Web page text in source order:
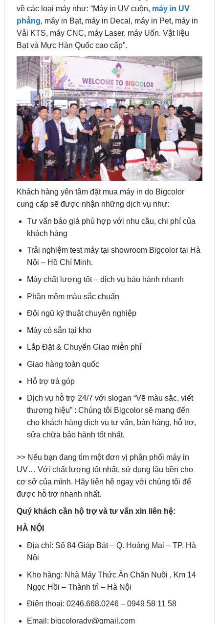
về các loại máy như: “Máy in UV cuộn, máy in UV
phẳng, máy in Bạt, máy in Decal, máy in Pet, máy in
Vải KTS, máy CNC, máy Laser, máy Uốn. Vật liệu
Bạt và Mực Hàn Quốc cao cấp”.
Khách hàng yên tâm đặt mua máy in do Bigcolor
cung cấp sẽ được nhận những dịch vụ như:
Tư vấn báo giá phù hợp với nhu cầu, chi phí của
khách hàng
Trải nghiệm test máy tại showroom Bigcolor tại Hà
Nội – Hồ Chí Minh.
Máy chất lượng tốt – dịch vụ bảo hành nhanh
Phần mêm màu sắc chuẩn
Đội ngũ kỹ thuật chuyên nghiệp
Máy có sẵn tại kho
Lắp Đặt & Chuyển Giao miễn phí
Giao hàng toàn quốc
Hỗ trợ trả góp
Dịch vụ hỗ trợ 24/7 với slogan “Vẽ màu sắc, viết
thương hiệu” : Chúng tôi Bigcolor sẽ mang đến
cho khách hàng dịch vụ tư vấn, bán hàng, hỗ trợ,
sửa chữa bảo hành tốt nhất.
>> Nếu bạn đang tìm một đơn vị phân phối máy in
UV… Với chất lượng tốt nhất, sử dụng lâu bền cho
cơ sở của mình. Hãy liên hệ ngay với chúng tôi để
được hỗ trợ nhanh nhất.
Quý khách cần hộ trợ và tư vấn xin liên hệ:
HÀ NỘI
Địa chỉ: Số 84 Giáp Bát – Q. Hoàng Mai – TP. Hà
Nội
Kho hàng: Nhà Máy Thức Ăn Chăn Nuôi , Km 14
Ngọc Hồi – Thành trì – Hà Nội
Điện thoại: 0246.668.0246 – 0949 58 11 58
Email: bigcoloradv@gmail.com